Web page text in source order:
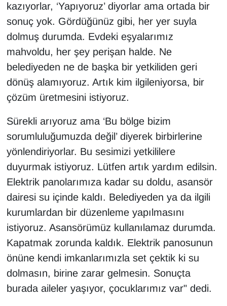
kazıyorlar, ‘Yapıyoruz’ diyorlar ama ortada bir
sonuç yok. Gördüğünüz gibi, her yer suyla
dolmuş durumda. Evdeki eşyalarımız
mahvoldu, her şey perişan halde. Ne
belediyeden ne de başka bir yetkiliden geri
dönüş alamıyoruz. Artık kim ilgileniyorsa, bir
çözüm üretmesini istiyoruz.
Sürekli arıyoruz ama ‘Bu bölge bizim
sorumluluğumuzda değil’ diyerek birbirlerine
yönlendiriyorlar. Bu sesimizi yetkililere
duyurmak istiyoruz. Lütfen artık yardım edilsin.
Elektrik panolarımıza kadar su doldu, asansör
dairesi su içinde kaldı. Belediyeden ya da ilgili
kurumlardan bir düzenleme yapılmasını
istiyoruz. Asansörümüz kullanılamaz durumda.
Kapatmak zorunda kaldık. Elektrik panosunun
önüne kendi imkanlarımızla set çektik ki su
dolmasın, birine zarar gelmesin. Sonuçta
burada aileler yaşıyor, çocuklarımız var" dedi.
KURDÎ
MAGAZİN
MEDYA
ONE EKONOMİ
Resmi İlanlar
RÖPORTAJ
SAĞLIK
Seri İlan
Sinema - TV
SİYASET
SPOR